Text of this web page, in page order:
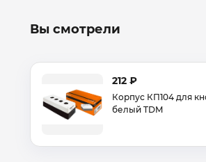
Вы смотрели
212 ₽
Корпус КП104 для
белый TDM